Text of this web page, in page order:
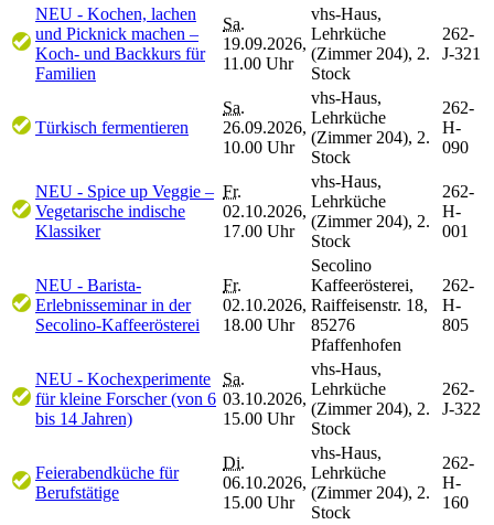
NEU - Kochen, lachen
und Picknick machen –
Koch- und Backkurs für
Familien
Sa.
19.09.2026,
11.00 Uhr
vhs-Haus,
Lehrküche
(Zimmer 204), 2.
Stock
262-
J-321
Türkisch fermentieren
Sa.
26.09.2026,
10.00 Uhr
vhs-Haus,
Lehrküche
(Zimmer 204), 2.
Stock
262-
H-
090
NEU - Spice up Veggie –
Vegetarische indische
Klassiker
Fr.
02.10.2026,
17.00 Uhr
vhs-Haus,
Lehrküche
(Zimmer 204), 2.
Stock
262-
H-
001
NEU - Barista-
Erlebnisseminar in der
Secolino-Kaffeerösterei
Fr.
02.10.2026,
18.00 Uhr
Secolino
Kaffeerösterei,
Raiffeisenstr. 18,
85276
Pfaffenhofen
262-
H-
805
NEU - Kochexperimente
für kleine Forscher (von 6
bis 14 Jahren)
Sa.
03.10.2026,
15.00 Uhr
vhs-Haus,
Lehrküche
(Zimmer 204), 2.
Stock
262-
J-322
Feierabendküche für
Berufstätige
Di.
06.10.2026,
15.00 Uhr
vhs-Haus,
Lehrküche
(Zimmer 204), 2.
Stock
262-
H-
160